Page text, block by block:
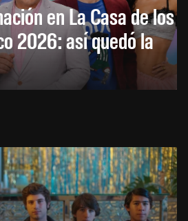
en La Casa de los
2026: así quedó la